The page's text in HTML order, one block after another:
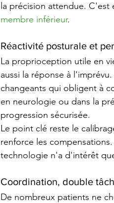
la précision attendue.
membre inférieur.
Réactivité posturale et
La proprioception utile en
aussi la réponse à
changeants qui obligent à
en neurologie ou dans la
progression sécurisée.
Le point clé reste le
renforce les
technologie n'a d'intérêt
Coordination, double
De nombreux patients ne